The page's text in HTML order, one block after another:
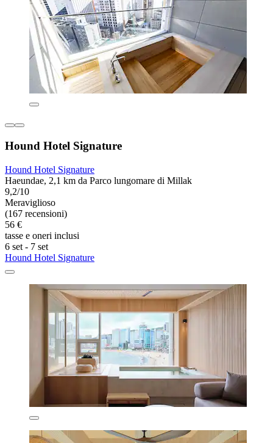
Hound Hotel Signature
Hound Hotel Signature
Haeundae, 2,1 km da Parco lungomare di Millak
9,2/10
Meraviglioso
(167 recensioni)
56 €
tasse e oneri inclusi
6 set - 7 set
Hound Hotel Signature